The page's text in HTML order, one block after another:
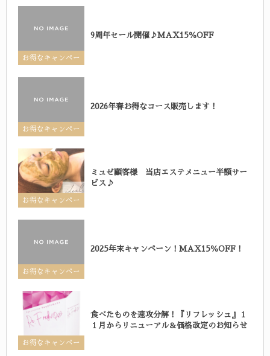
お得なキャンペー
9周年セール開催♪MAX15％OFF
お得なキャンペー
2026年春お得なコース販売します！
お得なキャンペー
ミュゼ顧客様 当店エステメニュー半額サー
ビス♪
お得なキャンペー
2025年末キャンペーン！MAX15％OFF！
お得なキャンペー
食べたものを速攻分解！『リフレッシュ』１
１月からリニューアル＆価格改定のお知らせ